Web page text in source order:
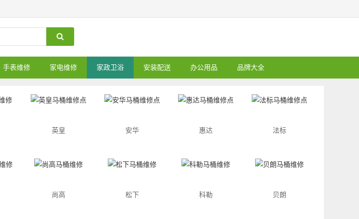
手表维修 家电维修 家政卫浴 安装配送 办公用品 品牌大全
英皇 安华 惠达 法标
尚高 松下 科勒 贝朗